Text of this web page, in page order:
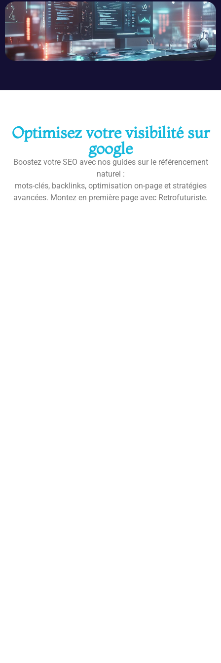
Optimisez votre visibilité sur
google
Boostez votre SEO avec nos guides sur le référencement
naturel :
mots-clés, backlinks, optimisation on-page et stratégies
avancées. Montez en première page avec Retrofuturiste.